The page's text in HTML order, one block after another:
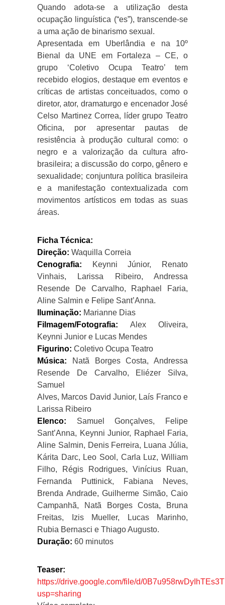
Quando adota-se a utilização desta
ocupação linguística (“es”), transcende-se
a uma ação de binarismo sexual.
Apresentada em Uberlândia e na 10º
Bienal da UNE em Fortaleza – CE, o
grupo ‘Coletivo Ocupa Teatro’ tem
recebido elogios, destaque em eventos e
críticas de artistas conceituados, como o
diretor, ator, dramaturgo e encenador José
Celso Martinez Correa, líder grupo Teatro
Oficina, por apresentar pautas de
resistência à produção cultural como: o
negro e a valorização da cultura afro-
brasileira; a discussão do corpo, gênero e
sexualidade; conjuntura política brasileira
e a manifestação contextualizada com
movimentos artísticos em todas as suas
áreas.
Ficha Técnica:
Direção: Waquilla Correia
Cenografia: Keynni Júnior, Renato
Vinhais, Larissa Ribeiro, Andressa
Resende De Carvalho, Raphael Faria,
Aline Salmin e Felipe Sant’Anna.
Iluminação: Marianne Dias
Filmagem/Fotografia: Alex Oliveira,
Keynni Junior e Lucas Mendes
Figurino: Coletivo Ocupa Teatro
Música: Natã Borges Costa, Andressa
Resende De Carvalho, Eliézer Silva,
Samuel
Alves, Marcos David Junior, Laís Franco e
Larissa Ribeiro
Elenco: Samuel Gonçalves, Felipe
Sant’Anna, Keynni Junior, Raphael Faria,
Aline Salmin, Denis Ferreira, Luana Júlia,
Kárita Darc, Leo Sool, Carla Luz, William
Filho, Régis Rodrigues, Vinícius Ruan,
Fernanda Puttinick, Fabiana Neves,
Brenda Andrade, Guilherme Simão, Caio
Campanhã, Natã Borges Costa, Bruna
Freitas, Izis Mueller, Lucas Marinho,
Rubia Bernasci e Thiago Augusto.
Duração: 60 minutos
Teaser:
https://drive.google.com/file/d/
usp=sharing